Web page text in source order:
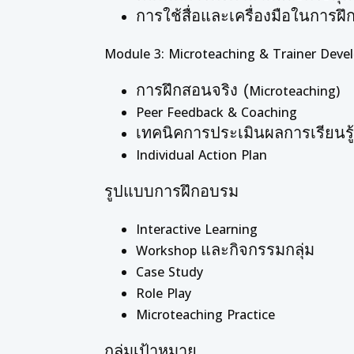
การใช้สื่อและเครื่องมือในการฝึ
Module 3: Microteaching & Trainer
การฝึกสอนจริง (Microteaching)
Peer Feedback & Coaching
เทคนิคการประเมินผลการเรียนรู้
Individual Action Plan
รูปแบบการฝึกอบรม
Interactive Learning
Workshop และกิจกรรมกลุ่ม
Case Study
Role Play
Microteaching Practice